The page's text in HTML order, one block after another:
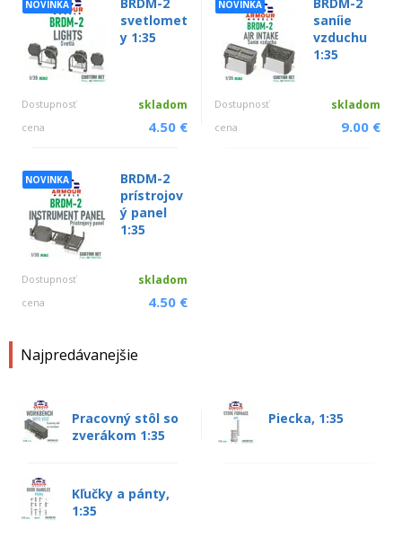
NOVINKA
svetlomet
y 1:35
Dostupnosť skladom
cena 4.50 €
NOVINKA
saníie
vzduchu
1:35
Dostupnosť skladom
cena 9.00 €
NOVINKA
BRDM-2
prístrojov
ý panel
1:35
Dostupnosť skladom
cena 4.50 €
Najpredávanejšie
Pracovný stôl so
zverákom 1:35
Piecka, 1:35
Kľučky a pánty,
1:35